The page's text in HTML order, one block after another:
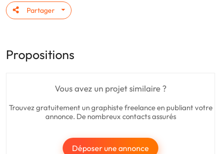
Partager
Propositions
Vous avez un projet similaire ?
Trouvez gratuitement un graphiste freelance en publiant votre
annonce. De nombreux contacts assurés
Déposer une annonce